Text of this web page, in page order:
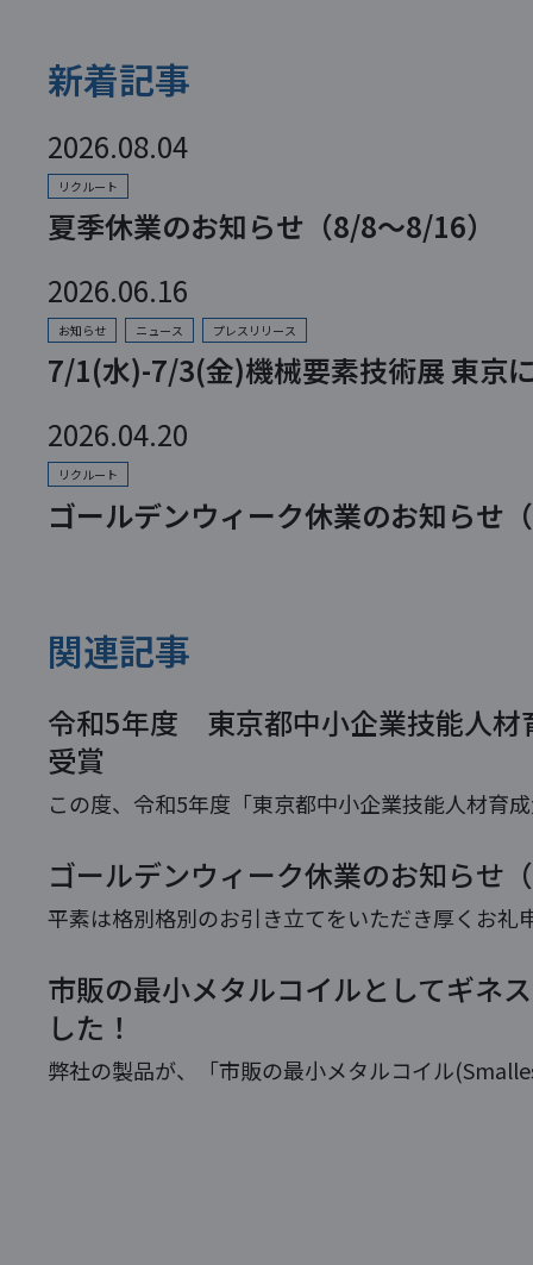
新着記事
2026.08.04
リクルート
夏季休業のお知らせ（8/8～8/16）
2026.06.16
お知らせ ニュース プレスリリース
7/1(水)-7/3(金)機械要素技術展 東京
2026.04.20
リクルート
ゴールデンウィーク休業のお知らせ
関連記事
令和5年度 東京都中小企業技能人
受賞
この度、令和5年度「東京都中小企業技能人材育
者の育成と技能継承の取組に特に成果を上げた
ゴールデンウィーク休業のお知らせ
平素は格別格別のお引き立てをいただき厚くお礼
間 2022年4月29日（金）～2022年5月8日（日）
市販の最小メタルコイルとしてギネ
した！
弊社の製品が、「市販の最小メタルコイル